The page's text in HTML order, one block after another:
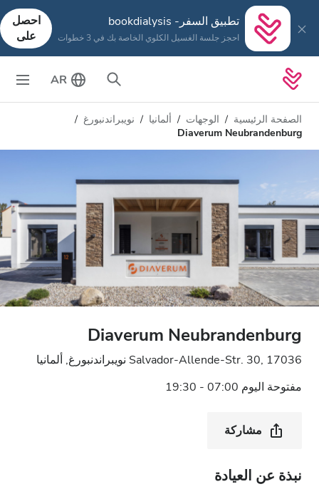
تطبيق السفر- bookdialysis
احجز جلسة الغسيل الكلوي الخاصة بك في 3 خطوات
احصل
على
AR
الصفحة الرئيسية الوجهات ألمانيا
نويبراندنبورغ
Diaverum Neubrandenburg
Diaverum Neubrandenburg
Salvador-Allende-Str. 30, 17036 نويبراندنبورغ, ألمانيا
مفتوحة اليوم 07:00 - 19:30
مشاركة
نبذة عن العيادة